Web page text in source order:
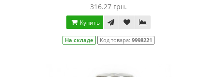
316.27 грн.
Купить
На складе Код товара: 9998221